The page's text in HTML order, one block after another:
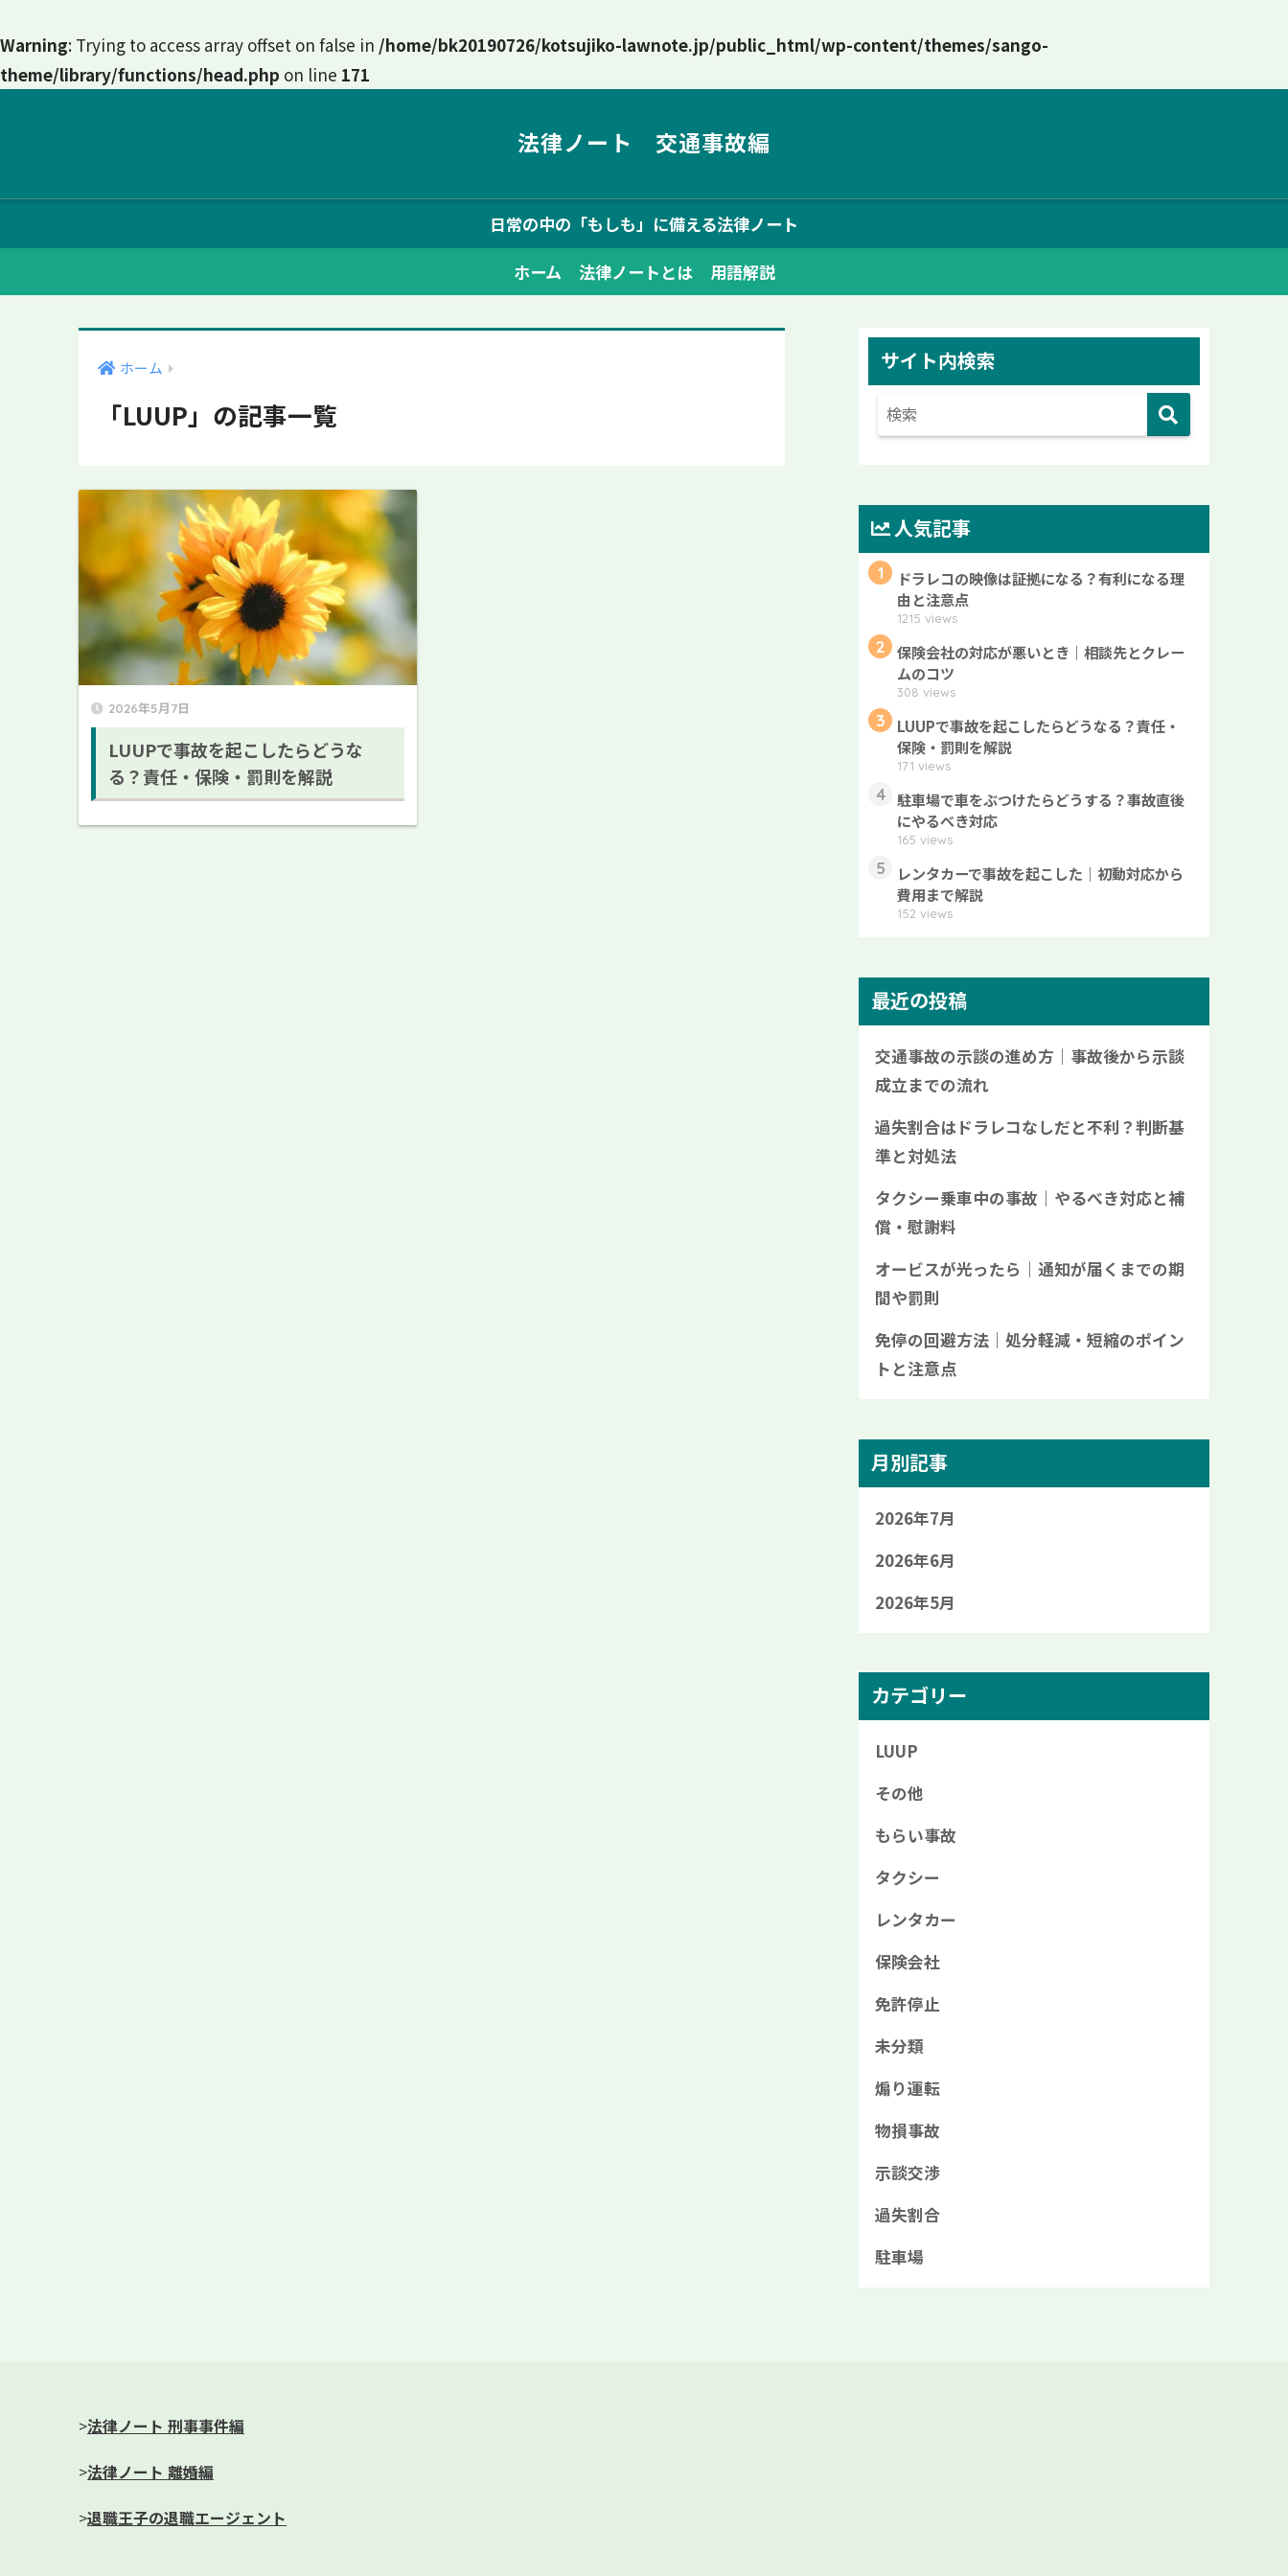
Warning: Trying to access array offset on false in /home/bk20190726/kotsujiko-lawnote.jp/public_html/wp-content/themes/sango-
theme/library/functions/head.php on line 171
法律ノート 交通事故編
日常の中の「もしも」に備える法律ノート
ホーム
法律ノートとは 用語解説
ホーム
「LUUP」の記事一覧
2026年5月7日
LUUPで事故を起こしたらどうな
る？責任・保険・罰則を解説
サイト内検索
人気記事
1
ドラレコの映像は証拠になる？有利になる理
由と注意点
1215 views
2
保険会社の対応が悪いとき｜相談先とクレー
ムのコツ
308 views
3
LUUPで事故を起こしたらどうなる？責任・
保険・罰則を解説
171 views
4 駐車場で車をぶつけたらどうする？事故直後
にやるべき対応
165 views
5
レンタカーで事故を起こした｜初動対応から
費用まで解説
152 views
最近の投稿
交通事故の示談の進め方｜事故後から示談
成立までの流れ
過失割合はドラレコなしだと不利？判断基
準と対処法
タクシー乗車中の事故｜やるべき対応と補
償・慰謝料
オービスが光ったら｜通知が届くまでの期
間や罰則
免停の回避方法｜処分軽減・短縮のポイン
トと注意点
月別記事
2026年7月
2026年6月
2026年5月
カテゴリー
LUUP
その他
もらい事故
タクシー
レンタカー
保険会社
免許停止
未分類
煽り運転
物損事故
示談交渉
過失割合
駐車場
>法律ノート 刑事事件編
>法律ノート 離婚編
>退職王子の退職エージェント